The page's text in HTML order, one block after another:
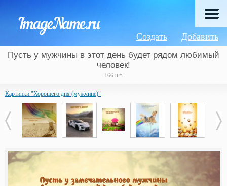
Добавить
Создать
Пусть у мужчины в этот день будет рядом любимый
человек!
166 шт.
Картинки "Хорошего дня (мужчине)"